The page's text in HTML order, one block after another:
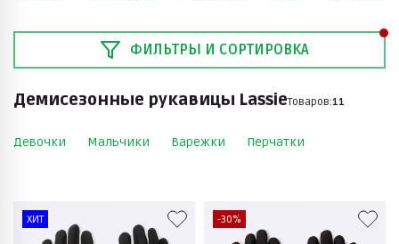
ФИЛЬТРЫ И СОРТИРОВКА
Демисезонные рукавицы LassieТоваров:11
Девочки Мальчики Варежки Перчатки
ХИТ -30%